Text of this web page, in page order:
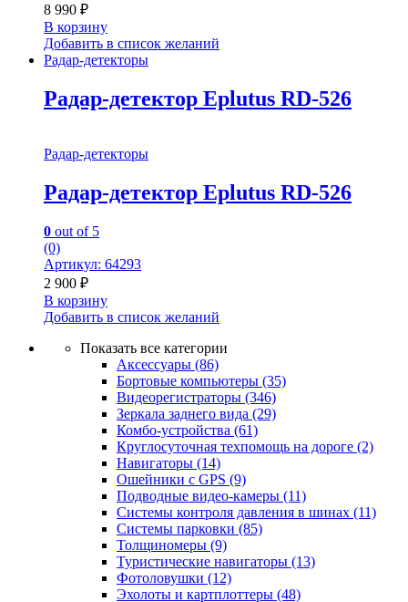
8 990 ₽
В корзину
Добавить в список желаний
Радар-детекторы
Радар-детектор Eplutus RD-526
Радар-детекторы
Радар-детектор Eplutus RD-526
0 out of 5
(0)
Артикул: 64293
2 900 ₽
В корзину
Добавить в список желаний
Показать все категории
Аксессуары (86)
Бортовые компьютеры (35)
Видеорегистраторы (346)
Зеркала заднего вида (29)
Комбо-устройства (61)
Круглосуточная техпомощь на дороге (2)
Навигаторы (14)
Ошейники с GPS (9)
Подводные видео-камеры (11)
Системы контроля давления в шинах (11)
Системы парковки (85)
Толщиномеры (9)
Туристические навигаторы (13)
Фотоловушки (12)
Эхолоты и картплоттеры (48)